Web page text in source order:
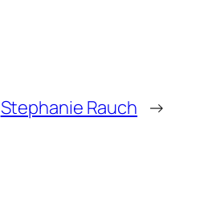
Stephanie Rauch →